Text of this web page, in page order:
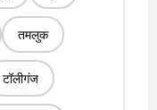
तमलुक
टॉलीगंज